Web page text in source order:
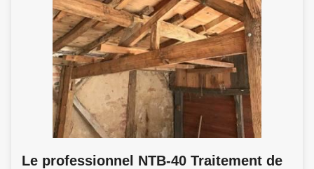
Le professionnel NTB-40 Traitement de